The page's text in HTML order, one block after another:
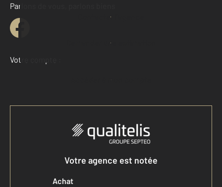
Contacter l'agence
Demander une estimation
Parlons de vous, parlons biens
Votre compte :
Accéder à mon compte
Votre agence est notée
Achat